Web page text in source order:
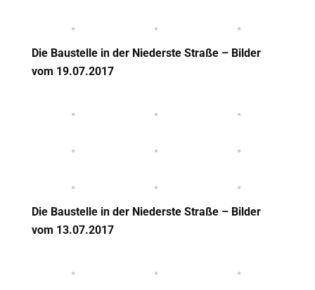
Die Baustelle in der Niederste Straße – Bilder
vom 19.07.2017
Die Baustelle in der Niederste Straße – Bilder
vom 13.07.2017